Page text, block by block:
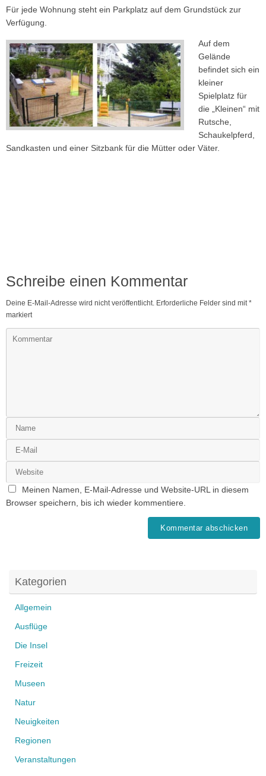
Für jede Wohnung steht ein Parkplatz auf dem Grundstück zur
Verfügung.
Auf dem
Gelände
befindet sich ein
kleiner
Spielplatz für
die „Kleinen“ mit
Rutsche,
Schaukelpferd,
Sandkasten und einer Sitzbank für die Mütter oder Väter.
Schreibe einen Kommentar
Deine E-Mail-Adresse wird nicht veröffentlicht. Erforderliche Felder sind mit*
markiert
Meinen Namen, E-Mail-Adresse und Website-URL in diesem
Browser speichern, bis ich wieder kommentiere.
Kategorien
Allgemein
Ausflüge
Die Insel
Freizeit
Museen
Natur
Neuigkeiten
Regionen
Veranstaltungen